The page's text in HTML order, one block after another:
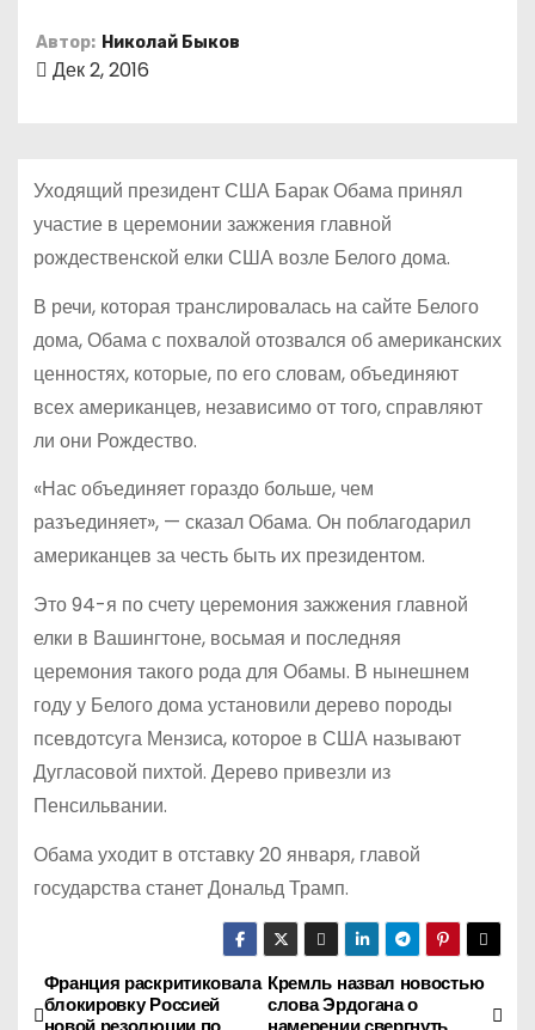
Автор: Николай Быков
Дек 2, 2016
Уходящий президент США Барак Обама принял
участие в церемонии зажжения главной
рождественской елки США возле Белого дома.
В речи, которая транслировалась на сайте Белого
дома, Обама с похвалой отозвался об американских
ценностях, которые, по его словам, объединяют
всех американцев, независимо от того, справляют
ли они Рождество.
«Нас объединяет гораздо больше, чем
разъединяет», — сказал Обама. Он поблагодарил
американцев за честь быть их президентом.
Это 94-я по счету церемония зажжения главной
елки в Вашингтоне, восьмая и последняя
церемония такого рода для Обамы. В нынешнем
году у Белого дома установили дерево породы
псевдотсуга Мензиса, которое в США называют
Дугласовой пихтой. Дерево привезли из
Пенсильвании.
Обама уходит в отставку 20 января, главой
государства станет Дональд Трамп.
Н
Кремль назвал новостью
слова Эрдогана о
Франция раскритиковала
блокировку Россией